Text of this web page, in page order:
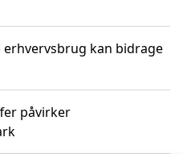
kan bidrage
påvirker